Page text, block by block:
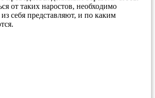
от таких наростов, необходимо
себя представляют, и по каким